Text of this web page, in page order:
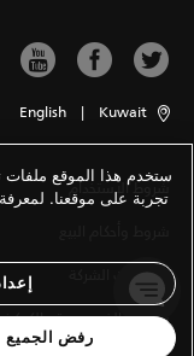
Kuwait
|
English
شروط الاستخدام
معلومات الشركة
سياسة الخصوصية والكوكيز
ستخدم هذا الموقع
تجربة على موقعنا.
رفض الجميع